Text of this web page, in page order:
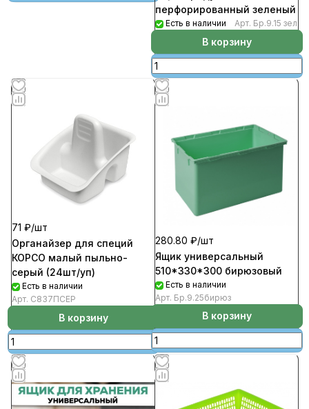
перфорированный зеленый
Есть в наличии Арт. Бр.9.15 зел
В корзину
71 ₽/шт
Органайзер для специй
КОРСО малый пыльно-
серый (24шт/уп)
Есть в наличии
Арт. С837ПСЕР
В корзину
280.80 ₽/шт
Ящик универсальный
510*330*300 бирюзовый
Есть в наличии
Арт. Бр.9.25бирюз
В корзину